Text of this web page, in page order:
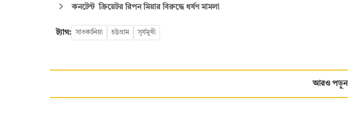
কনটেন্ট ক্রিয়েটর রিপন মিয়ার বিরুদ্ধে ধর্ষণ মামলা
ট্যাগ: সাতকানিয়া চট্টগ্রাম সূর্যমুখী
আরও পড়ুন